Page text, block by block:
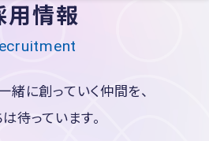
用情報
に創っていく仲間を、
待っています。